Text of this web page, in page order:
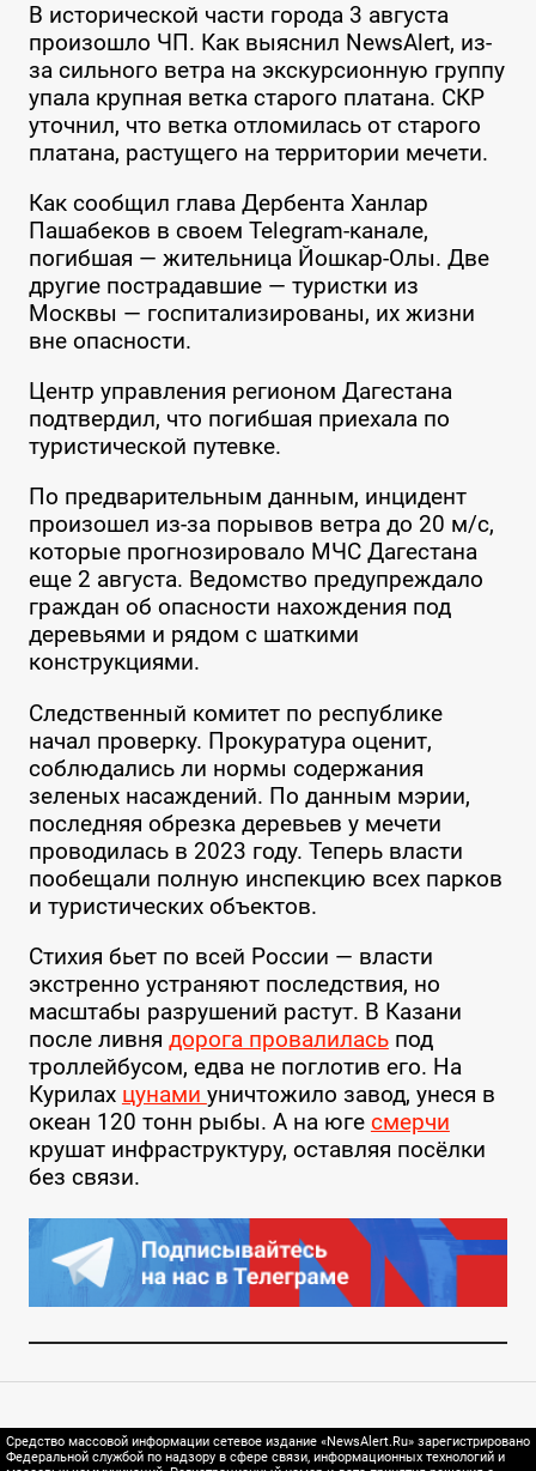
В исторической части города 3 августа
произошло ЧП. Как выяснил NewsAlert, из-
за сильного ветра на экскурсионную группу
упала крупная ветка старого платана. СКР
уточнил, что ветка отломилась от старого
платана, растущего на территории мечети.
Как сообщил глава Дербента Ханлар
Пашабеков в своем Telegram-канале,
погибшая — жительница Йошкар-Олы. Две
другие пострадавшие — туристки из
Москвы — госпитализированы, их жизни
вне опасности.
Центр управления регионом Дагестана
подтвердил, что погибшая приехала по
туристической путевке.
По предварительным данным, инцидент
произошел из-за порывов ветра до 20 м/с,
которые прогнозировало МЧС Дагестана
еще 2 августа. Ведомство предупреждало
граждан об опасности нахождения под
деревьями и рядом с шаткими
конструкциями.
Следственный комитет по республике
начал проверку. Прокуратура оценит,
соблюдались ли нормы содержания
зеленых насаждений. По данным мэрии,
последняя обрезка деревьев у мечети
проводилась в 2023 году. Теперь власти
пообещали полную инспекцию всех парков
и туристических объектов.
Стихия бьет по всей России — власти
экстренно устраняют последствия, но
масштабы разрушений растут. В Казани
после ливня дорога провалиласьпод
троллейбусом, едва не поглотив его. На
Курилах цунами уничтожило завод, унеся в
океан 120 тонн рыбы. А на юге смерчи
крушат инфраструктуру, оставляя посёлки
без связи.
Средство массовой информации сетевое издание «NewsAlert.Ru» зарегистрировано
Федеральной службой по надзору в сфере связи, информационных технологий и